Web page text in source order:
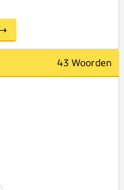
43 Woorden